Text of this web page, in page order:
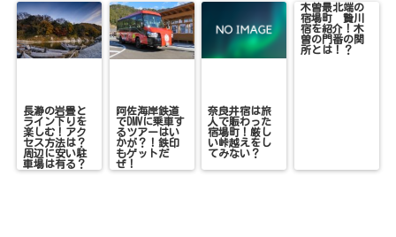
長瀞の岩畳と
ライン下りを
楽しむ！アク
セス方法は？
周辺に安い駐
車場は有る？
阿佐海岸鉄道
でDMVに乗車す
るツアーはい
かが？！鉄印
もゲットだ
ぜ！
奈良井宿は旅
人で賑わった
宿場町！厳し
い峠越えをし
てみない？
木曽最北端の
宿場町 贄川
宿を紹介！木
曽の門番の関
所とは！？